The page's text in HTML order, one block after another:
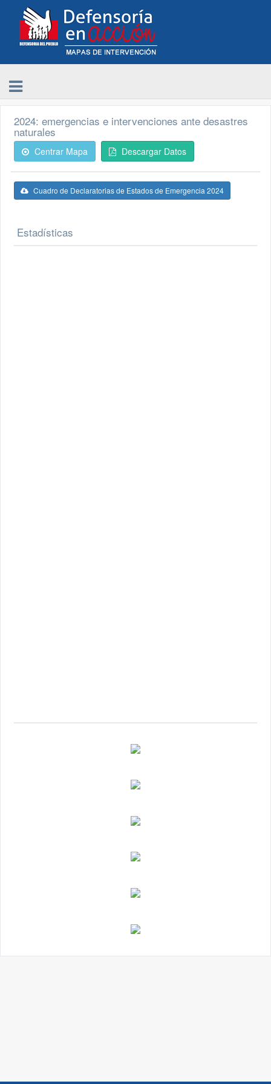
2024: emergencias e intervenciones ante desastres
naturales
Centrar Mapa Descargar Datos
Cuadro de Declaratorias de Estados de Emergencia 2024
Estadísticas